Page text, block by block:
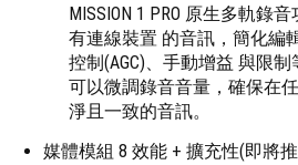
MISSION 1 PRO 原生多軌錄
有連線裝置 的音訊，簡化編
控制(AGC)、手動增益 與限
可以微調錄音音量，確保在
淨且一致的音訊。
媒體模組 8 效能 + 擴充性(即將